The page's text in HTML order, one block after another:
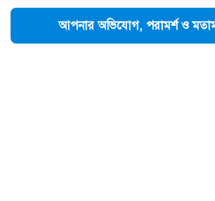
আপনার অভিযোগ, পরামর্শ ও